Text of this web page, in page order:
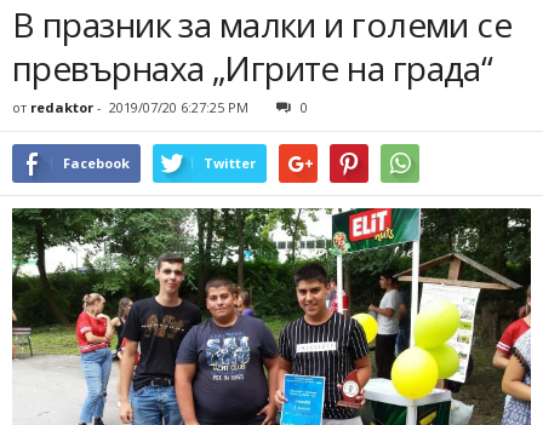
В празник за малки и големи се
превърнаха „Игрите на града“
от redaktor - 2019/07/20 6:27:25 PM 0
Facebook Twitter